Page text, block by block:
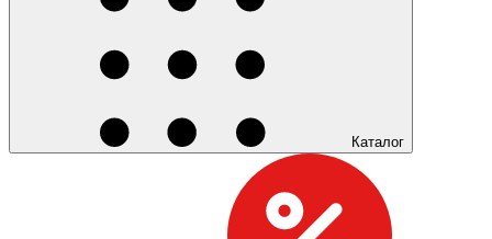
Каталог